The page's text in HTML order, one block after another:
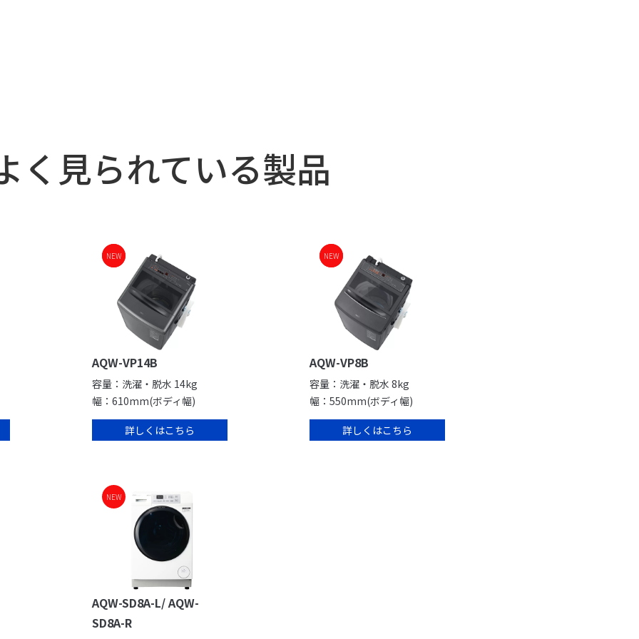
く見られている製品
NEW
NEW
AQW-VP14B
容量：洗濯・脱水 14kg
幅：610mm(ボディ幅)
詳しくはこちら
NEW
NEW
AQW-VP8B
容量：洗濯・脱水 8kg
幅：550mm(ボディ幅)
詳しくはこちら
NEW
AQW-SD8A-L/ AQW-
SD8A-R